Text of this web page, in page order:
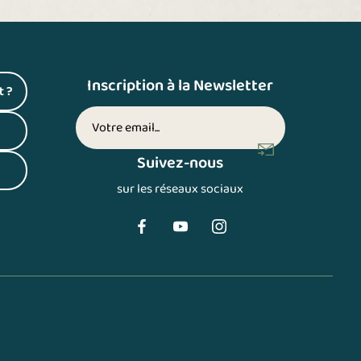
? nouvel onglet)
nouvel onglet)
nouvel onglet)
Inscription à la Newsletter
Votre adresse email (inscription newsletter)
Suivez-nous
sur les réseaux sociaux